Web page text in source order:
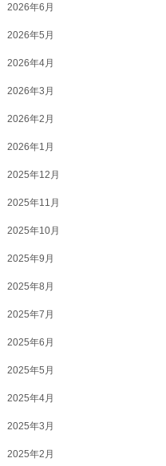
2026年6月
2026年5月
2026年4月
2026年3月
2026年2月
2026年1月
2025年12月
2025年11月
2025年10月
2025年9月
2025年8月
2025年7月
2025年6月
2025年5月
2025年4月
2025年3月
2025年2月